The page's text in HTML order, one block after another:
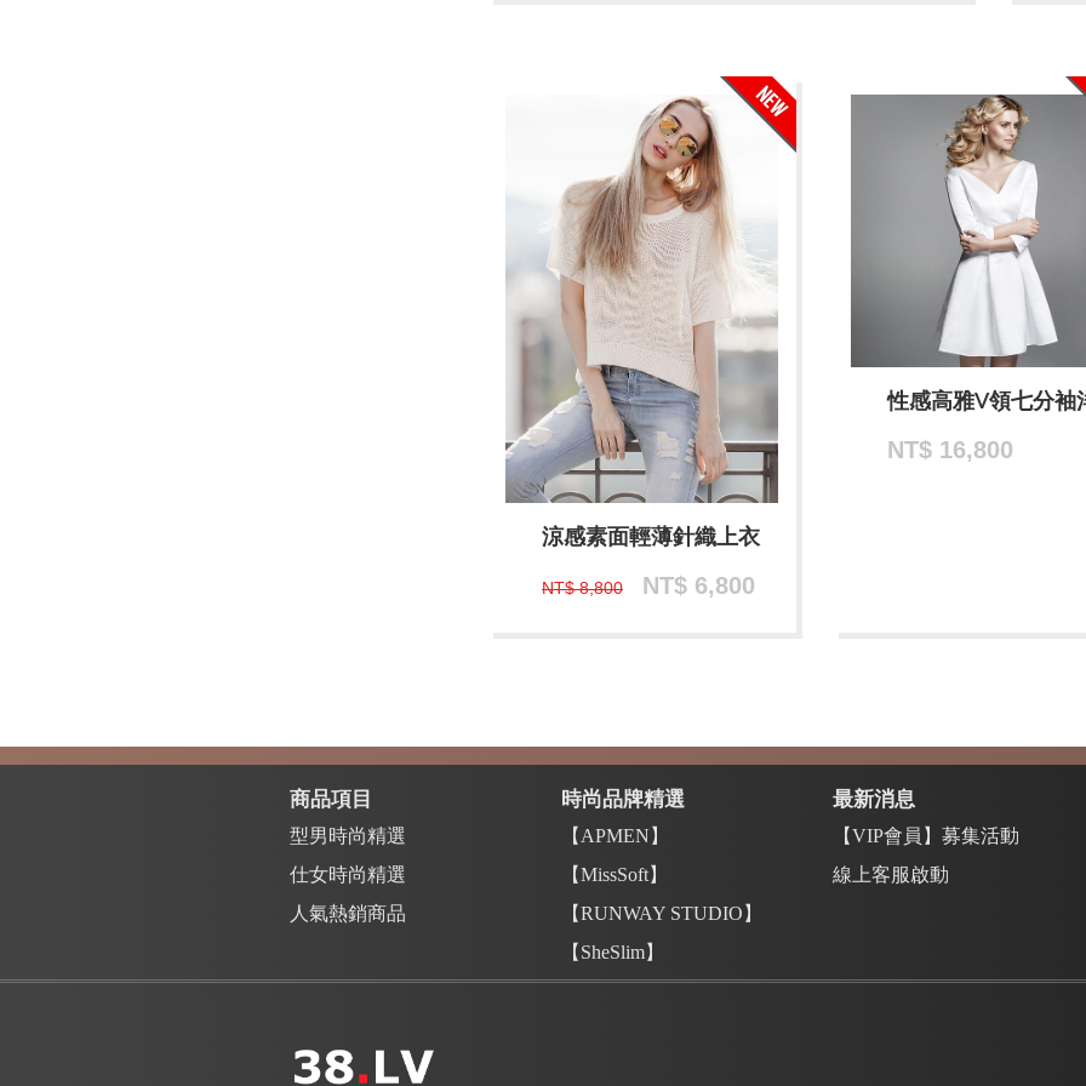
涼感素面輕薄針織上衣
NT$ 8,800 NT$ 6,800
性感高雅V領七分袖
NT$ 16,800
商品項目
型男時尚精選
仕女時尚精選
人氣熱銷商品
時尚品牌精選
【APMEN】
【MissSoft】
【RUNWAY STUDIO】
【SheSlim】
最新消息
【VIP會員】募集活動
線上客服啟動